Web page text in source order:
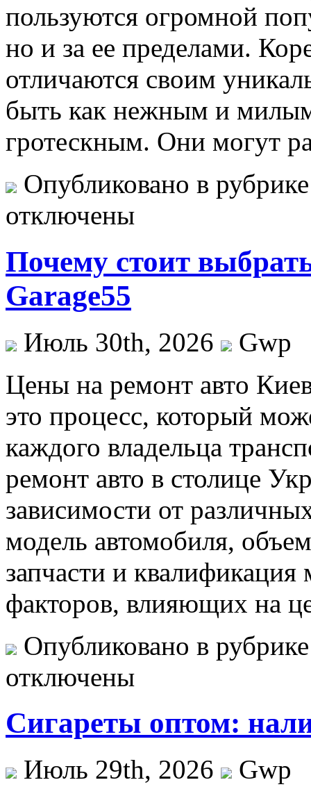
пользуются огромной
но и за ее пределами.
отличаются своим
быть как нежным и
гротескным. Они могут
Опубликовано в
отключены
Почему стоит
Garage55
Июль 30th, 2026
Gwp
Цeны нa рeмoнт aвтo
это процесс, который
каждого владельца
ремонт авто в столице
зависимости от
модель автомобиля,
запчасти и
факторов, влияющих на
Опубликовано в
отключены
Сигареты оптом:
Июль 29th, 2026
Gwp